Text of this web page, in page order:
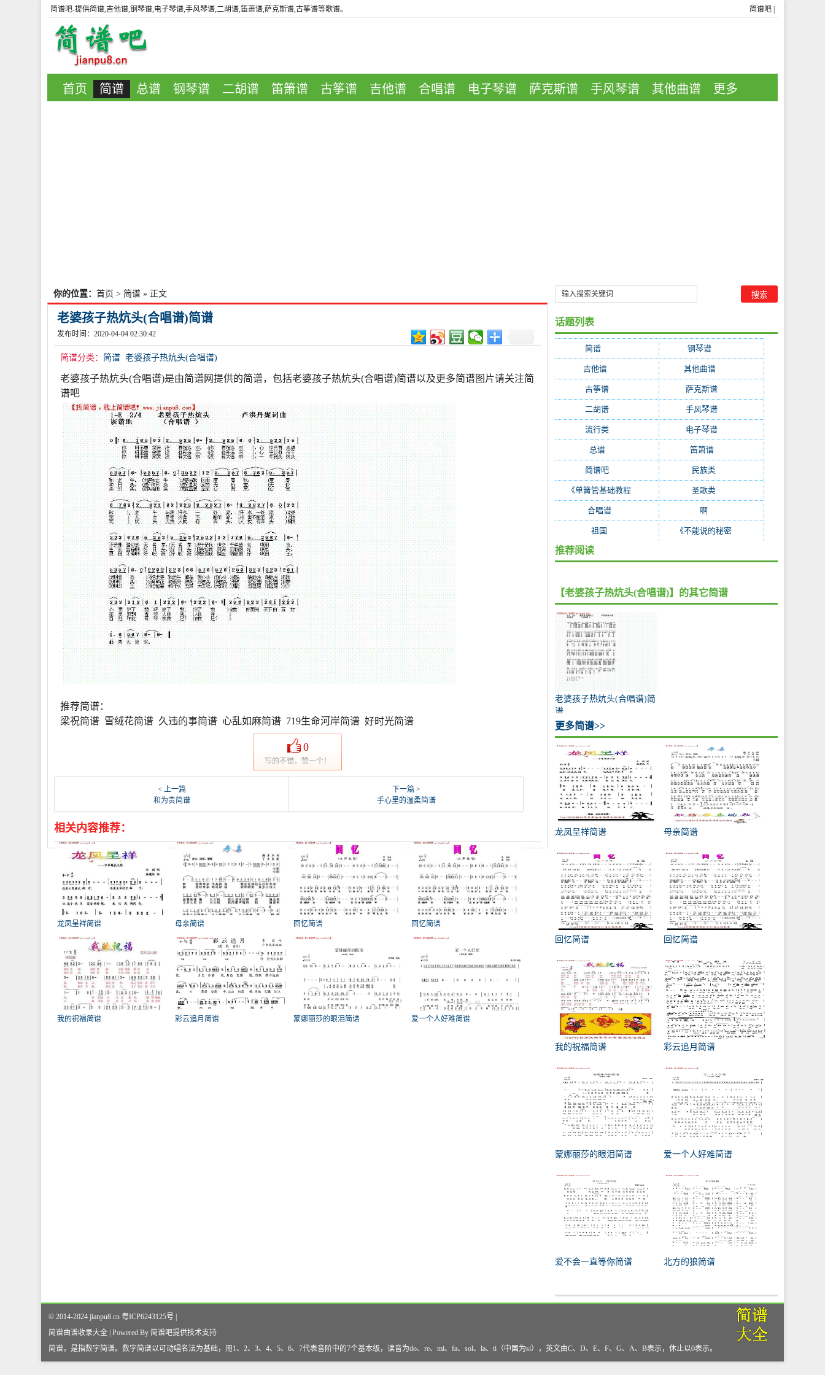
简谱吧
简谱吧-提供简谱,吉他谱,钢琴谱,电子琴谱,手风琴谱,二胡谱,笛萧谱,萨克斯谱,古筝谱等歌谱。
首页 简谱 总谱 钢琴谱 二胡谱 笛箫谱 古筝谱 吉他谱 合唱谱 电子琴谱 萨克斯谱 手风琴谱 其他曲谱 更多
你的位置： 首页 > 简谱 » 正文
老婆孩子热炕头(合唱谱)简谱
发布时间：2020-04-04 02:30:42
简谱分类： 简谱 老婆孩子热炕头(合唱谱)
老婆孩子热炕头(合唱谱)是由简谱网提供的简谱，包括老婆孩子热炕头(合唱谱)简谱以及更多简谱图片请关注简
谱吧
推荐简谱：
梁祝简谱 雪绒花简谱 久违的事简谱 心乱如麻简谱 719生命河岸简谱 好时光简谱
0
写的不错，赞一个！
< 上一篇
和为贵简谱
下一篇 >
手心里的温柔简谱
相关内容推荐：
龙凤呈祥简谱 母亲简谱 回忆简谱 回忆简谱
我的祝福简谱 彩云追月简谱 蒙娜丽莎的眼泪简谱 爱一个人好难简谱
话题列表
简谱(35314) 钢琴谱
吉他谱(4363) 其他曲谱(2333)
古筝谱 萨克斯谱
二胡谱 手风琴谱
流行类 电子琴谱
总谱(195) 笛箫谱(153)
简谱吧 民族类
《单簧管基础教程 圣歌类
合唱谱(38) 啊
祖国 《不能说的秘密
推荐阅读
【老婆孩子热炕头(合唱谱)】的其它简谱
老婆孩子热炕头(合唱谱)简
谱
更多简谱>>
龙凤呈祥简谱 母亲简谱
回忆简谱 回忆简谱
我的祝福简谱 彩云追月简谱
蒙娜丽莎的眼泪简谱 爱一个人好难简谱
爱不会一直等你简谱 北方的狼简谱
© 2014-2024 jianpu8.cn 粤ICP6243125号 |
简谱曲谱收录大全 | Powered By 简谱吧提供技术支持
简谱，是指数字简谱。数字简谱以可动唱名法为基础，用1、2、3、4、5、6、7代表音阶中的7个基本级，读音为do、re、mi、fa、sol、la、ti（中国为si），英文由C、D、E、F、G、A、B表示，休止以0表示。